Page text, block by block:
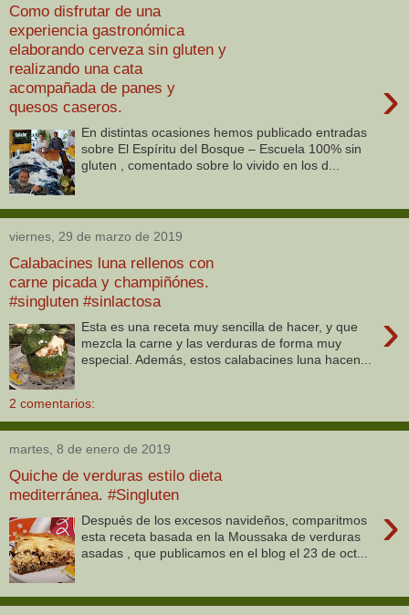
Como disfrutar de una
experiencia gastronómica
elaborando cerveza sin gluten y
realizando una cata
acompañada de panes y
quesos caseros.
›
En distintas ocasiones hemos publicado entradas
sobre El Espíritu del Bosque – Escuela 100% sin
gluten , comentado sobre lo vivido en los d...
viernes, 29 de marzo de 2019
Calabacines luna rellenos con
carne picada y champiñónes.
#singluten #sinlactosa
›
Esta es una receta muy sencilla de hacer, y que
mezcla la carne y las verduras de forma muy
especial. Además, estos calabacines luna hacen...
2 comentarios:
martes, 8 de enero de 2019
Quiche de verduras estilo dieta
mediterránea. #Singluten
›
Después de los excesos navideños, comparitmos
esta receta basada en la Moussaka de verduras
asadas , que publicamos en el blog el 23 de oct...